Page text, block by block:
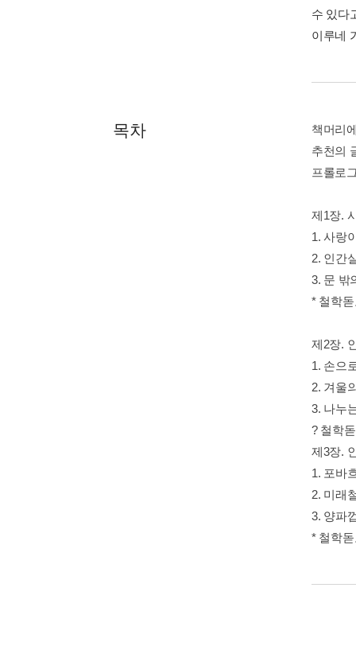
수 있다
이루네
목차
책머리
추천의
프롤로
제1장.
1. 사랑
2. 인간
3. 문 밖
* 철학
제2장.
1. 손으
2. 겨울
3. 나누
? 철학
제3장.
1. 포바
2. 미래
3. 양파
* 철학